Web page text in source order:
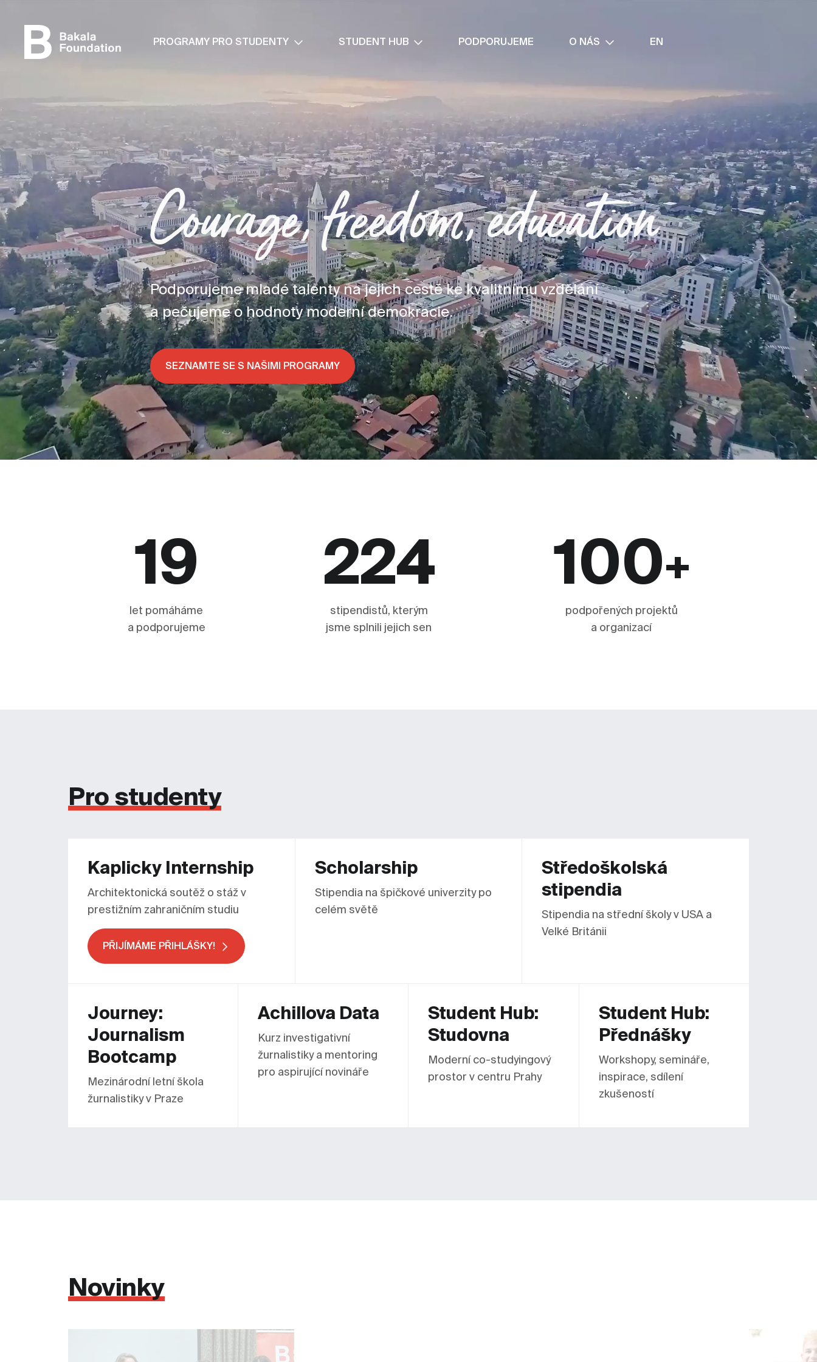
PROGRAMY PRO STUDENTY STUDENT HUB PODPORUJEME O NÁS EN
Courage, freedom, education
Podporujeme mladé talenty na jejich cestě ke kvalitnímu vzdělání
a pečujeme o hodnoty moderní demokracie.
SEZNAMTE SE S NAŠIMI PROGRAMY
19
let pomáháme
a podporujeme
224
stipendistů, kterým
jsme splnili jejich sen
100+
podpořených projektů
a organizací
Pro studenty
Kaplicky Internship
Architektonická soutěž o stáž v
prestižním zahraničním studiu
PŘIJÍMÁME PŘIHLÁŠKY!
Scholarship
Stipendia na špičkové univerzity po
celém světě
Středoškolská
stipendia
Stipendia na střední školy v USA a
Velké Británii
Journey:
Journalism
Bootcamp
Mezinárodní letní škola
žurnalistiky v Praze
Achillova Data
Kurz investigativní
žurnalistiky a mentoring
pro aspirující novináře
Student Hub:
Studovna
Moderní co-studyingový
prostor v centru Prahy
Student Hub:
Přednášky
Workshopy, semináře,
inspirace, sdílení
zkušeností
Novinky